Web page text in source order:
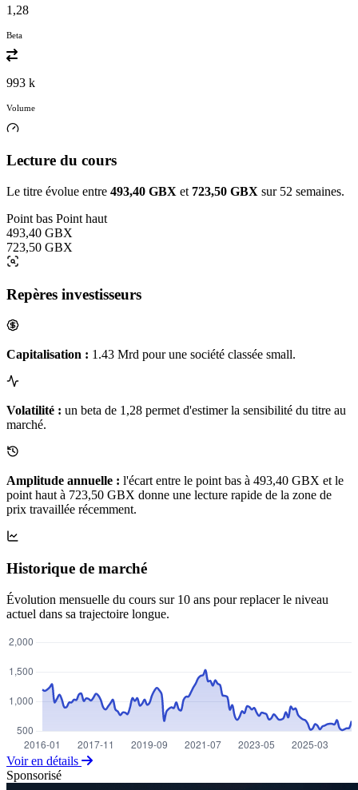
1,28
Beta
993 k
Volume
Lecture du cours
Le titre évolue entre 493,40 GBX et 723,50 GBX sur 52 semaines.
Point bas Point haut
493,40 GBX
723,50 GBX
Repères investisseurs
Capitalisation : 1.43 Mrd pour une société classée small.
Volatilité : un beta de 1,28 permet d'estimer la sensibilité du titre au
marché.
Amplitude annuelle : l'écart entre le point bas à 493,40 GBX et le
point haut à 723,50 GBX donne une lecture rapide de la zone de
prix travaillée récemment.
Historique de marché
Évolution mensuelle du cours sur 10 ans pour replacer le niveau
actuel dans sa trajectoire longue.
Voir en détails
Sponsorisé